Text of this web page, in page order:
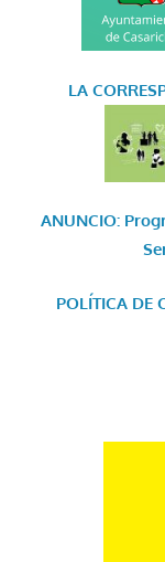
LA
ANUNCIO:
POLÍTICA DE